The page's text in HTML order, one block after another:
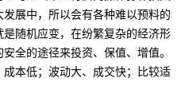
展中，所以会有各种难以预料的
随机应变，在纷繁复杂的经济形
全的途径来投资、保值、增值。
本低；波动大、成交快；比较适